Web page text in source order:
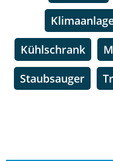
Kühlschrank
Staubsauger